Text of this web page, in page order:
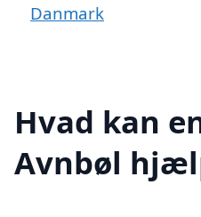
Danmark
Hvad kan
Avnbøl